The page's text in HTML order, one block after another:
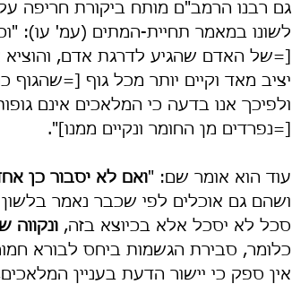
גם רבנו הרמב"ם מותח ביקורת חריפה
לשונו במאמר תחיית-המתים (עמ' עו):
[=של האדם שהגיע לדרגת אדם,
יציב מאד וקיים יותר מכל גוף
ולפיכך אנו בדעה כי המלאכים אינם
[=נפרדים מן החומר ונקיים ממנו]".
עוד הוא אומר שם: "ואם לא יסבור כן
ושהם גם אוכלים לפי שכבר נאמר
סכל לא יסכל אלא בכיוצא בזה, ונקווה
כלומר, סבירת הגשמות ביחס לבורא
אין ספק כי יישור הדעת בעניין